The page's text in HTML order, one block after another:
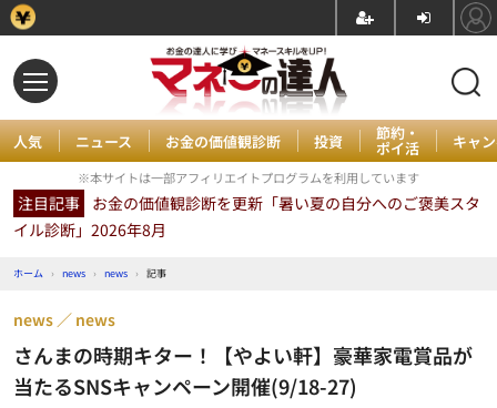
人気 ニュース お金の価値観診断 投資 節約・
ポイ活 キャ
※本サイトは一部アフィリエイトプログラムを利用しています
注目記事 お金の価値観診断を更新「暑い夏の自分へのご褒美スタ
イル診断」2026年8月
ホーム › news › news › 記事
さんまの時期キター！【やよい軒】豪華家電賞品が
当たるSNSキャンペーン開催(9/18-27)
news news